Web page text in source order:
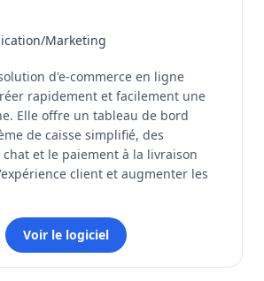
Marketing
d'e-commerce en ligne
rapidement et facilement une
Elle offre un tableau de bord
de caisse simplifié, des
et le paiement à la livraison
client et augmenter les
Voir le logiciel